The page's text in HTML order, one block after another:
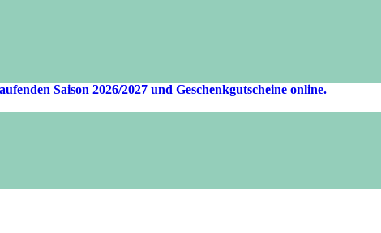
Saison 2026/2027 und Geschenkgutscheine online.